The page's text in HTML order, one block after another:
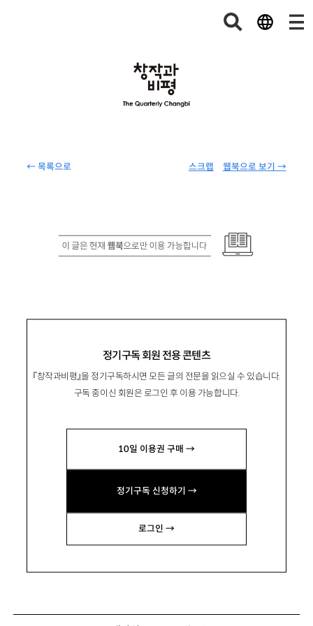
← 목록으로 웹북으로 보기 →
스크랩
정기구독 회원 전용 콘텐츠
『창작과비평』을 정기구독하시면 모든 글의 전문을 읽으실 수 있습니다.
구독 중이신 회원은 로그인 후 이용 가능합니다.
10일 이용권 구매 →
정기구독 신청하기 →
로그인 →